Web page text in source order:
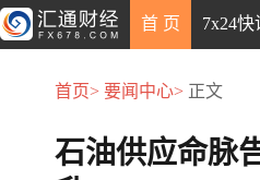
首 页 7x24快
首页> 要闻中心> 正文
石油供应命脉